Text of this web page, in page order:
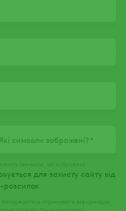
символи зображені?
символи, які зображені
для захисту сайту від
розсилок
отримувати інформацію
ADAMA. Ви маєте право